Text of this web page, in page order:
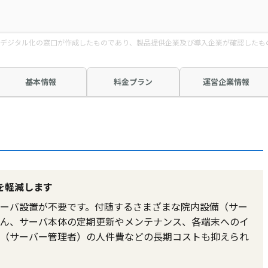
ジタル化の窓口が作成したものであり、製品提供企業及び導入企業が確認した
基本情報 料金プラン 運営企業情報
軽減します
バ設置が不要です。付随するさまざまな院内設備（サー
、サーバ本体の定期更新やメンテナンス、各端末へのイ
サーバー管理者）の人件費などの長期コストも抑えられ